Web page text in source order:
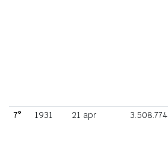
7°
1931 21 apr 3.508.774